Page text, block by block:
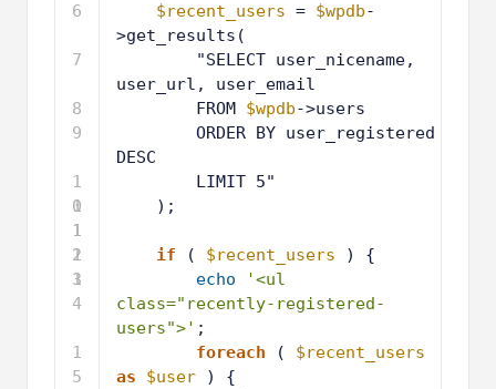
6
7
8
9
1
0
1
1
1
2
1
3
1
4
1
5
$recent_users = $wpdb-
>get_results(
"SELECT user_nicename,
user_url, user_email
FROM $wpdb->users
ORDER BY user_registered
DESC
LIMIT 5"
);
if ( $recent_users
) {
echo
'<ul
class="recently-registered-
users">' ;
foreach
( $recent_users
as
$user
) {